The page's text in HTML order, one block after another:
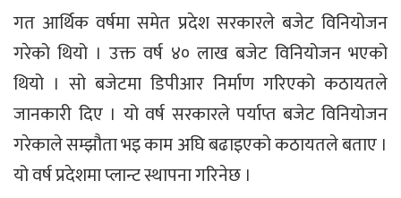
गत आर्थिक वर्षमा समेत प्रदेश सरकारले बजेट विनियोजन
गरेको थियो । उक्त वर्ष ४० लाख बजेट विनियोजन भएको
थियो । सो बजेटमा डिपीआर निर्माण गरिएको कठायतले
जानकारी दिए । यो वर्ष सरकारले पर्याप्त बजेट विनियोजन
गरेकाले सम्झौता भइ काम अघि बढाइएको कठायतले बताए ।
यो वर्ष प्रदेशमा प्लान्ट स्थापना गरिनेछ ।